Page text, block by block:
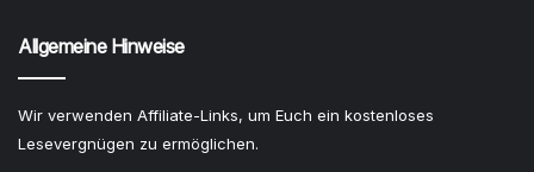
Allgemeine Hinweise
Wir verwenden Affiliate-Links, um Euch ein kostenloses
Lesevergnügen zu ermöglichen.